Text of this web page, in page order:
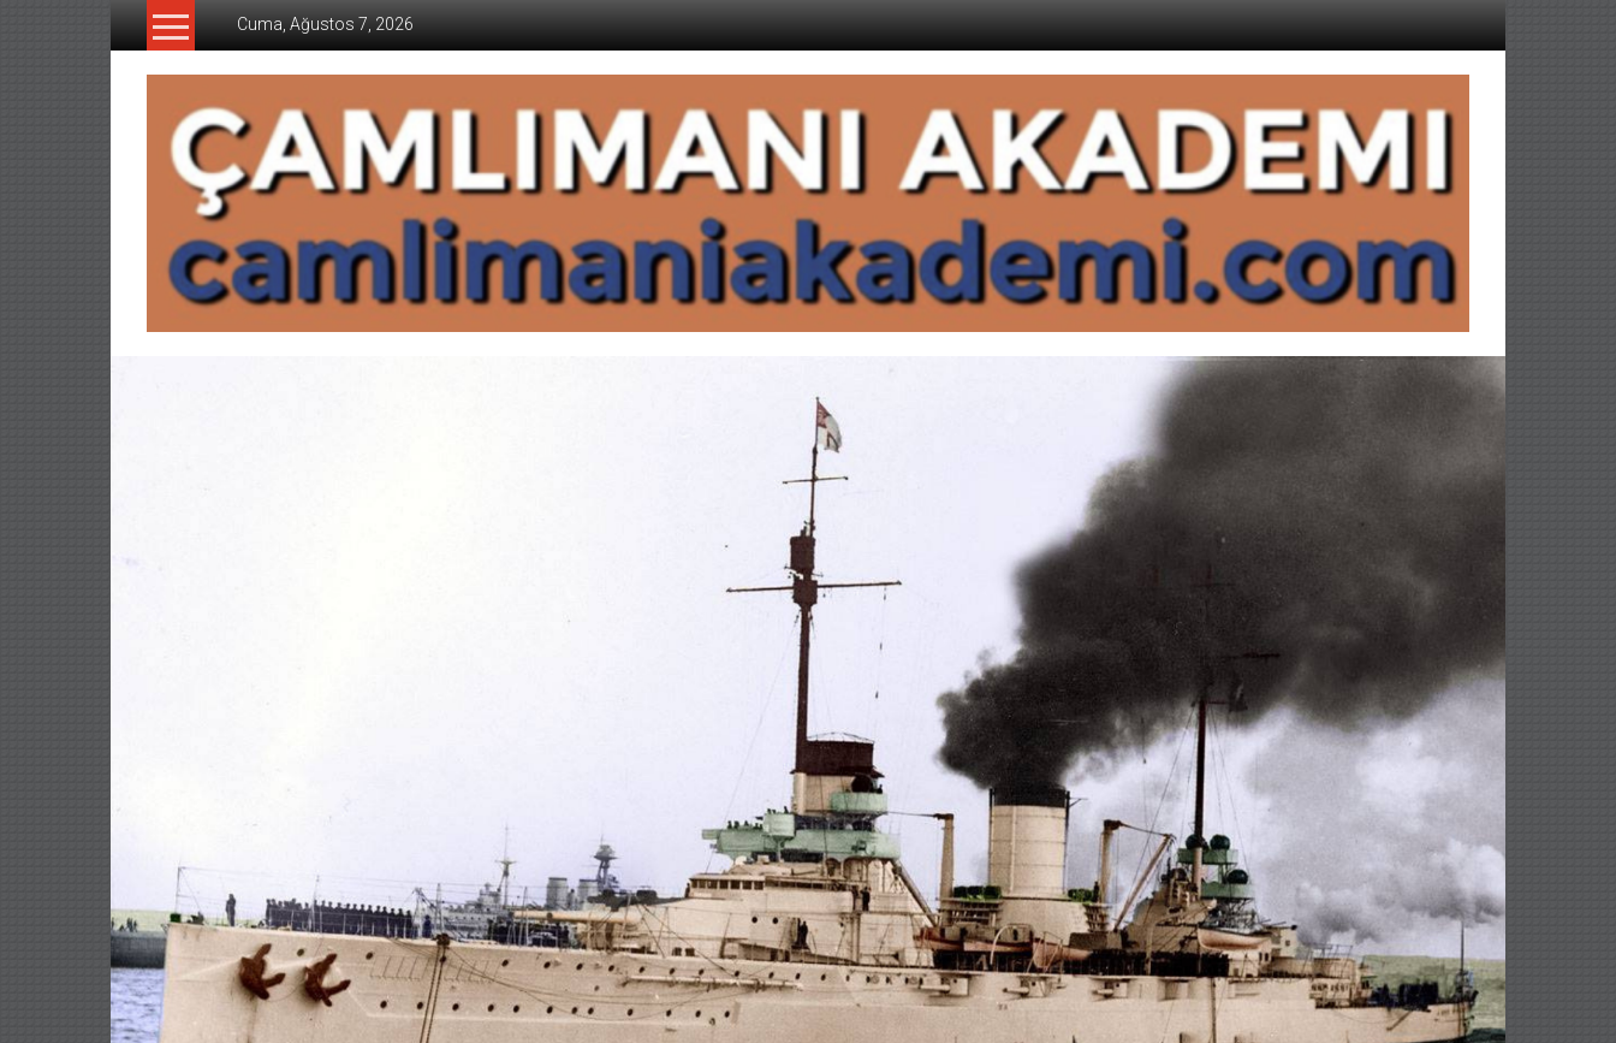
İçeriğe
Cuma, Ağustos 7, 2026
CAMLIMANI
AKADEMI